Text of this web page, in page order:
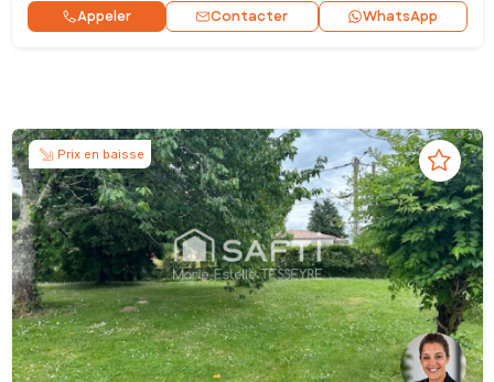
Appeler Contacter WhatsApp
Prix en baisse